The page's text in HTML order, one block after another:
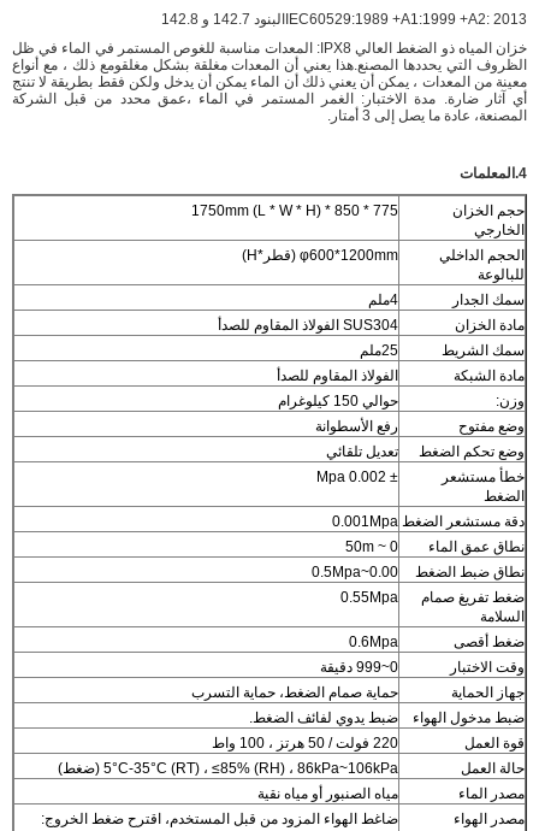
IEC60529:1989 +A1:1999 +A2: 2013البنود 142.7 و 142.8
خزان المياه ذو الضغط العالي IPX8: المعدات مناسبة للغوص المستمر في الماء في ظل
الظروف التي يحددها المصنع.هذا يعني أن المعدات مغلقة بشكل مغلقومع ذلك ، مع أنواع
معينة من المعدات ، يمكن أن يعني ذلك أن الماء يمكن أن يدخل ولكن فقط بطريقة لا تنتج
أي آثار ضارة. مدة الاختبار: الغمر المستمر في الماء ،عمق محدد من قبل الشركة
المصنعة، عادة ما يصل إلى 3 أمتار.
4.المعلمات
حجم الخزان
الخارجي
775 * 850 * 1750mm (L * W * H)
الحجم الداخلي
للبالوعة
φ600*1200mm (قطر*H)
سمك الجدار
4ملم
مادة الخزان
SUS304 الفولاذ المقاوم للصدأ
سمك الشريط
25ملم
مادة الشبكة
الفولاذ المقاوم للصدأ
وزن:
حوالي 150 كيلوغرام
وضع مفتوح
رفع الأسطوانة
وضع تحكم الضغط
تعديل تلقائي
خطأ مستشعر
الضغط
± 0.002 Mpa
دقة مستشعر الضغط 0.001Mpa
نطاق عمق الماء
0 ~ 50m
نطاق ضبط الضغط
0.00~0.5Mpa
ضغط تفريغ صمام
السلامة
0.55Mpa
ضغط أقصى
0.6Mpa
وقت الاختبار
0~999 دقيقة
جهاز الحماية
حماية صمام الضغط، حماية التسرب
ضبط مدخول الهواء
ضبط يدوي لفائف الضغط.
قوة العمل
220 فولت / 50 هرتز ، 100 واط
حالة العمل
5°C-35°C (RT) ، ≤85% (RH) ، 86kPa~106kPa (ضغط)
مصدر الماء
مياه الصنبور أو مياه نقية
مصدر الهواء
ضاغط الهواء المزود من قبل المستخدم، اقترح ضغط الخروج: